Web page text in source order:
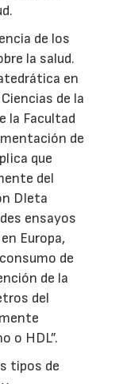
de los
la salud.
en
de la
la Facultad
de
que
del
DIeta
ensayos
Europa,
de
de la
del
o HDL”.
tipos de